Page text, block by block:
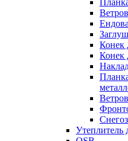
Конек
Конек
Утеплитель